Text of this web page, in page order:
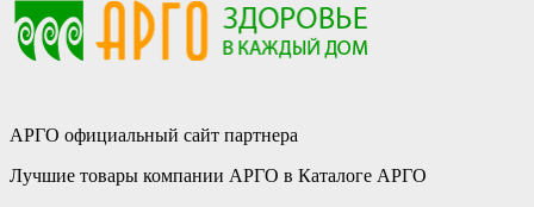
АРГО официальный сайт партнера
Лучшие товары компании АРГО в Каталоге АРГО